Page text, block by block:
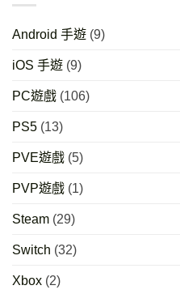
Android 手遊 (9)
iOS 手遊 (9)
PC遊戲 (106)
PS5 (13)
PVE遊戲 (5)
PVP遊戲 (1)
Steam (29)
Switch (32)
Xbox (2)